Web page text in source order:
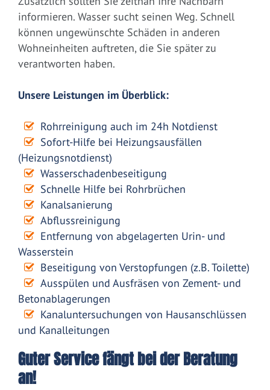
informieren. Wasser sucht seinen Weg. Schnell
können ungewünschte Schäden in anderen
Wohneinheiten auftreten, die Sie später zu
verantworten haben.
Unsere Leistungen im Überblick:
Rohrreinigung auch im 24h Notdienst
Sofort-Hilfe bei Heizungsausfällen
(Heizungsnotdienst)
Wasserschadenbeseitigung
Schnelle Hilfe bei Rohrbrüchen
Kanalsanierung
Abflussreinigung
Entfernung von abgelagerten Urin- und
Wasserstein
Beseitigung von Verstopfungen (z.B. Toilette)
Ausspülen und Ausfräsen von Zement- und
Betonablagerungen
Kanaluntersuchungen von Hausanschlüssen
und Kanalleitungen
Guter Service fängt bei der Beratung
an!